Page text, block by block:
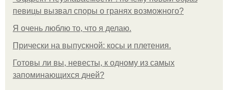
певицы вызвал споры о гранях возможного?
Я очень люблю то, что я делаю.
Прически на выпускной: косы и плетения.
Готовы ли вы, невесты, к одному из самых
запоминающихся дней?